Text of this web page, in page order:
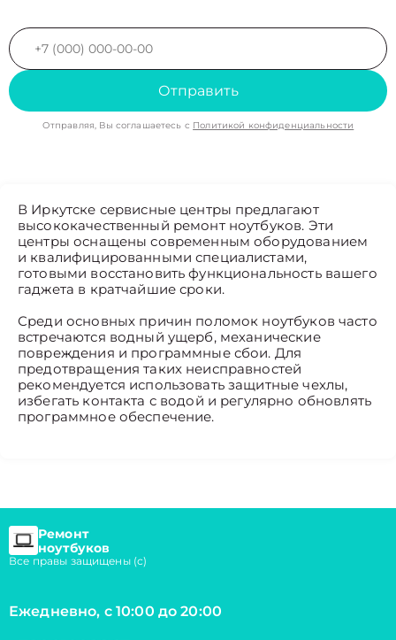
Отправить
Отправляя, Вы соглашаетесь с Политикой конфиденциальности
В Иркутске сервисные центры предлагают
высококачественный ремонт ноутбуков. Эти
центры оснащены современным оборудованием
и квалифицированными специалистами,
готовыми восстановить функциональность вашего
гаджета в кратчайшие сроки.
Среди основных причин поломок ноутбуков часто
встречаются водный ущерб, механические
повреждения и программные сбои. Для
предотвращения таких неисправностей
рекомендуется использовать защитные чехлы,
избегать контакта с водой и регулярно обновлять
программное обеспечение.
Ремонт
ноутбуков
Все правы защищены (с)
Ежедневно, с 10:00 до 20:00